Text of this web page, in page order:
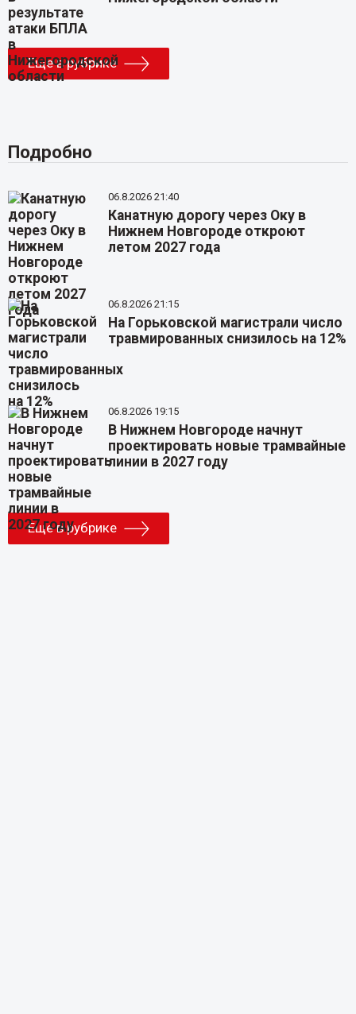
Еще в рубрике
Подробно
06.8.2026 21:40
Канатную дорогу через Оку в
Нижнем Новгороде откроют
летом 2027 года
06.8.2026 21:15
На Горьковской магистрали число
травмированных снизилось на 12%
06.8.2026 19:15
В Нижнем Новгороде начнут
проектировать новые трамвайные
линии в 2027 году
Еще в рубрике